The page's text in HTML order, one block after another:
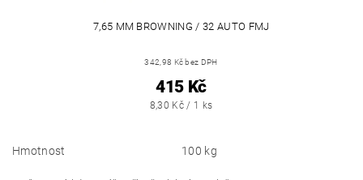
7,65 MM BROWNING / 32 AUTO FMJ
342,98 Kč bez DPH
415 Kč
8,30 Kč / 1 ks
Hmotnost 100 kg